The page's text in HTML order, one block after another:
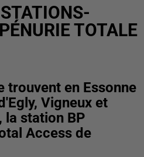
TOTALE
trouvent en Essonne
Vigneux et
la station BP
Access de